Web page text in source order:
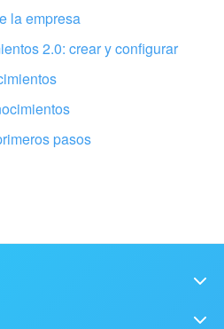
con profesionales
la empresa
2.0: crear y configurar
pasos